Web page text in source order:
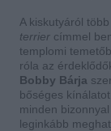
A kiskutyáról
terrier címmel
templomi
róla az
Bobby Bárja
bőséges
minden
leginkább